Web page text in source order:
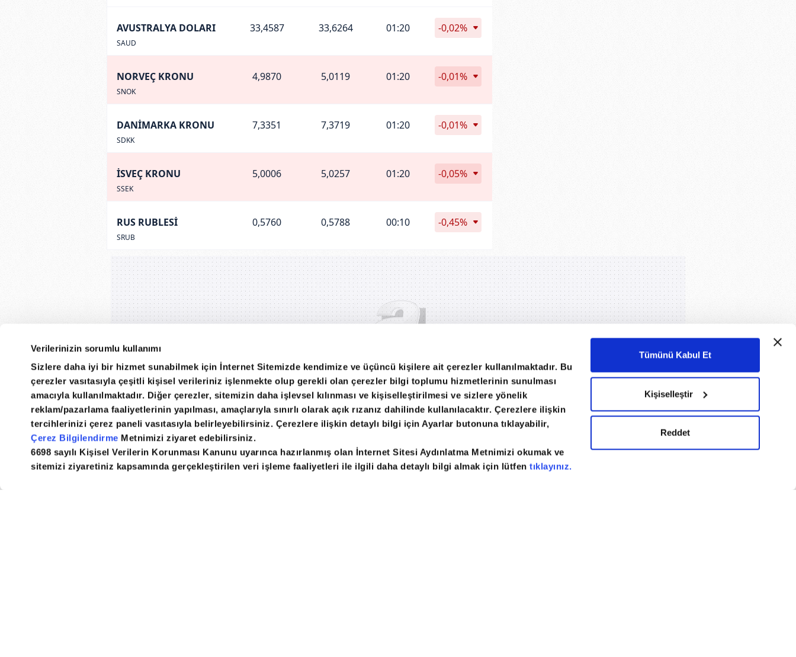
Verilerinizin sorumlu kullanımı
Sizlere daha iyi bir hizmet sunabilmek için İnternet Sitemizde kendimize ve üçüncü kişilere ait çerezler kullanılmaktadır. Bu
çerezler vasıtasıyla çeşitli kişisel verileriniz işlenmekte olup gerekli olan çerezler bilgi toplumu hizmetlerinin sunulması
amacıyla kullanılmaktadır. Diğer çerezler, sitemizin daha işlevsel kılınması ve kişiselleştirilmesi ve sizlere yönelik
reklam/pazarlama faaliyetlerinin yapılması, amaçlarıyla sınırlı olarak açık rızanız dahilinde kullanılacaktır. Çerezlere ilişkin
tercihlerinizi çerez paneli vasıtasıyla belirleyebilirsiniz. Çerezlere ilişkin detaylı bilgi için Ayarlar butonuna tıklayabilir,
Çerez Bilgilendirme Metnimizi ziyaret edebilirsiniz.
6698 sayılı Kişisel Verilerin Korunması Kanunu uyarınca hazırlanmış olan İnternet Sitesi Aydınlatma Metnimizi okumak ve
sitemizi ziyaretiniz kapsamında gerçekleştirilen veri işleme faaliyetleri ile ilgili daha detaylı bilgi almak için lütfentıklayınız.
Tümünü Kabul Et
Kişiselleştir
Reddet
AVUSTRALYA DOLARI
SAUD
33,4587 33,6264 01:20 -0,02%
NORVEÇ KRONU
SNOK
4,9870 5,0119 01:20 -0,01%
DANİMARKA KRONU
SDKK
7,3351 7,3719 01:20 -0,01%
İSVEÇ KRONU
SSEK
5,0006 5,0257 01:20 -0,05%
RUS RUBLESİ
SRUB
0,5760 0,5788 00:10 -0,45%
Daily Sabah RSS E-Gazete Arşiv Gazete Reklam Internet Reklam Gizlilik Bildirimi